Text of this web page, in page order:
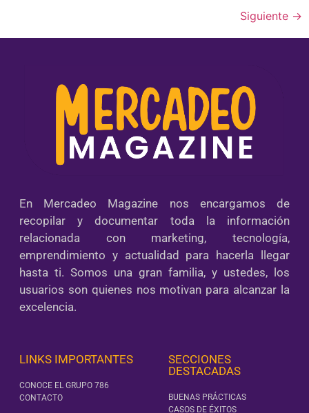
Siguiente →
En Mercadeo Magazine nos encargamos de
recopilar y documentar toda la información
relacionada con marketing, tecnología,
emprendimiento y actualidad para hacerla llegar
hasta ti. Somos una gran familia, y ustedes, los
usuarios son quienes nos motivan para alcanzar la
excelencia.
LINKS IMPORTANTES
CONOCE EL GRUPO 786
CONTACTO
SECCIONES
DESTACADAS
BUENAS PRÁCTICAS
CASOS DE ÉXITOS